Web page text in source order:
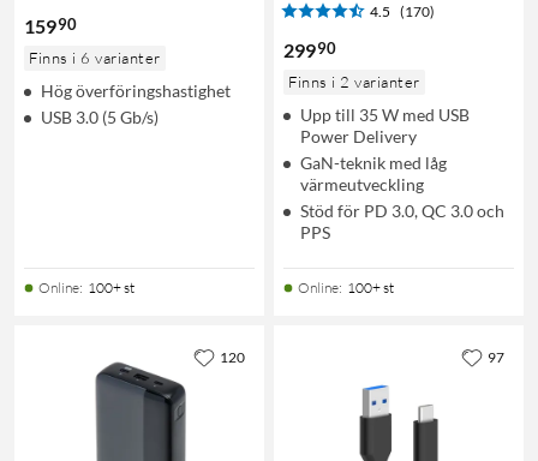
15990
Finns i 6 varianter
Hög överföringshastighet
USB 3.0 (5 Gb/s)
Online: 100+ st
4.5 (170)
29990
Finns i 2 varianter
Upp till 35 W med USB
Power Delivery
GaN-teknik med låg
värmeutveckling
Stöd för PD 3.0, QC 3.0 och
PPS
Online: 100+ st
120 97